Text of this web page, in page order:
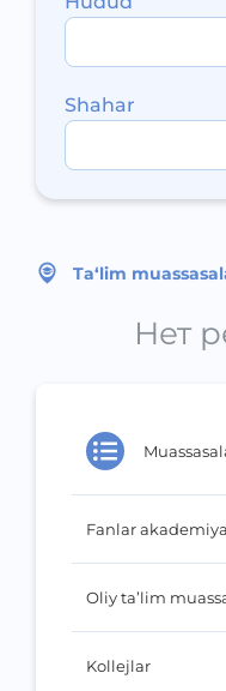
Shahar
Fanlar
Oliy ta’lim
Kollejlar
Ta‘lim
Нет